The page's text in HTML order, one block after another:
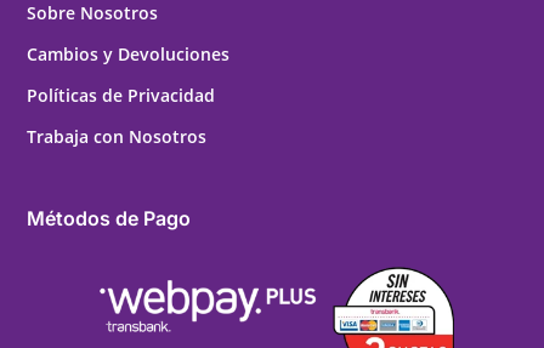
Sobre Nosotros
Cambios y Devoluciones
Políticas de Privacidad
Trabaja con Nosotros
Métodos de Pago